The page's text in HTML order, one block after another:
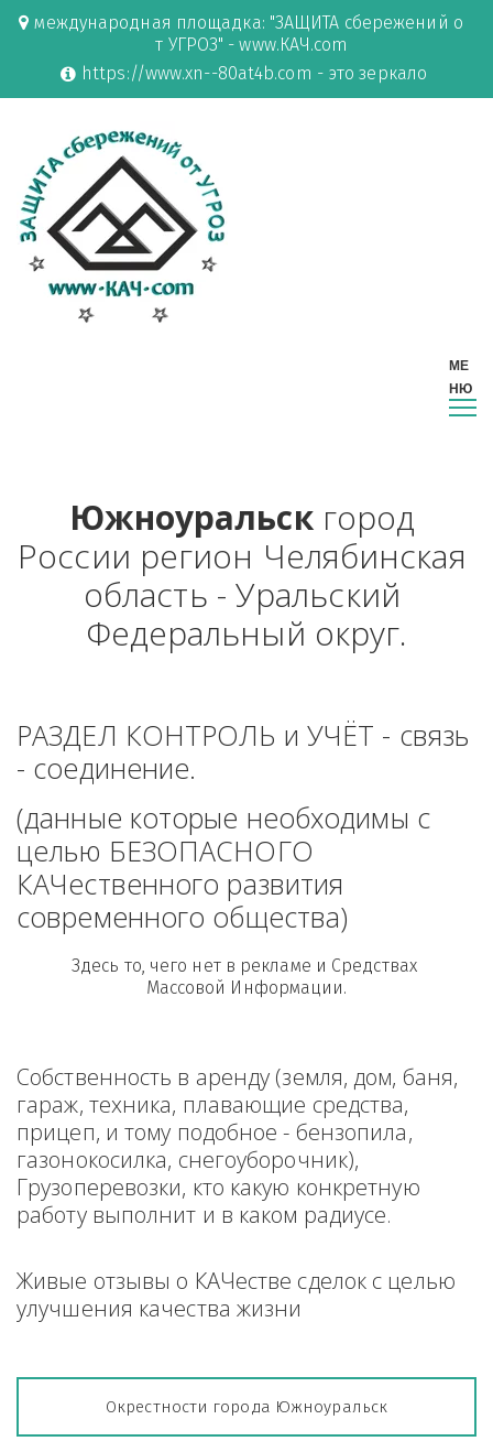
международная площадка: "ЗАЩИТА сбережений о
т УГРОЗ" - www.КАЧ.com
https://www.xn--80at4b.com - это зеркало
Южноуральск город
России регион Челябинская
область - Уральский
Федеральный округ.
РАЗДЕЛ КОНТРОЛЬ и УЧЁТ - связь
- соединение.
(данные которые необходимы с
целью БЕЗОПАСНОГО
КАЧественного развития
современного общества)
Здесь то, чего нет в рекламе и Средствах
Массовой Информации.
Собственность в аренду (земля, дом, баня,
гараж, техника, плавающие средства,
прицеп, и тому подобное - бензопила,
газонокосилка, снегоуборочник),
Грузоперевозки, кто какую конкретную
работу выполнит и в каком радиусе.
Живые отзывы о КАЧестве сделок с целью
улучшения качества жизни
Окрестности города Южноуральск